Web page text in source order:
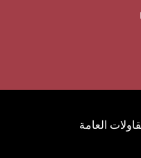
العامة